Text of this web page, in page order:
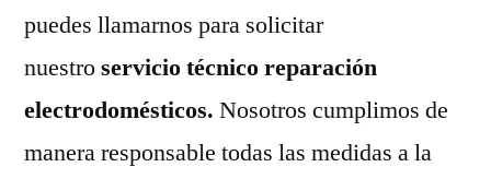
puedes llamarnos para solicitar
nuestroservicio técnico reparación
electrodomésticos. Nosotros cumplimos de
manera responsable todas las medidas a la